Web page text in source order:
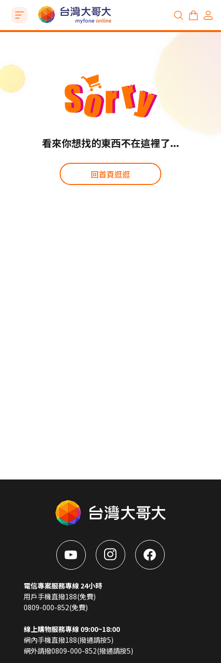
看來你想找的東西不在這裡了...
回首頁逛逛
電信專案服務專線 24小時
用戶手機直撥188(免費)
0809-000-852(免費)
線上購物服務專線 09:00~18:00
網內手機直撥188(撥通請按5)
網外請撥0809-000-852(撥通請按5)